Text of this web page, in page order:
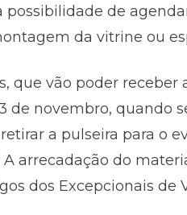
de
da vitrine ou
que vão poder receber
de novembro, quando
a pulseira para o
arrecadação do
dos Excepcionais de